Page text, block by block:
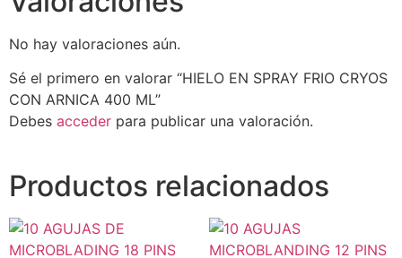
No hay valoraciones aún.
Sé el primero en valorar “HIELO EN SPRAY FRIO CRYOS
CON ARNICA 400 ML”
Debes acceder para publicar una valoración.
Productos relacionados